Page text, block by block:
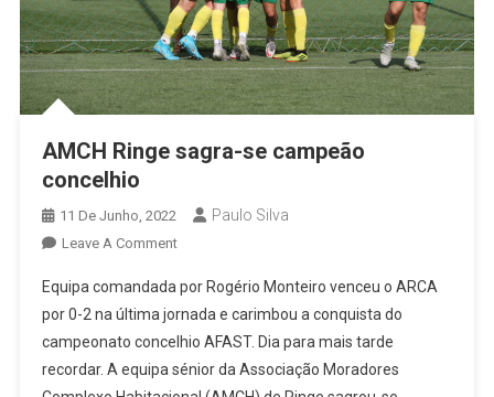
AMCH Ringe sagra-se campeão
concelhio
11 De Junho, 2022 Paulo Silva
Leave A CommentOn
Ringe
Sagra-
Se
Campeão
Equipa comandada por Rogério Monteiro venceu o ARCA
por 0-2 na última jornada e carimbou a conquista do
campeonato concelhio AFAST. Dia para mais tarde
recordar. A equipa sénior da Associação Moradores